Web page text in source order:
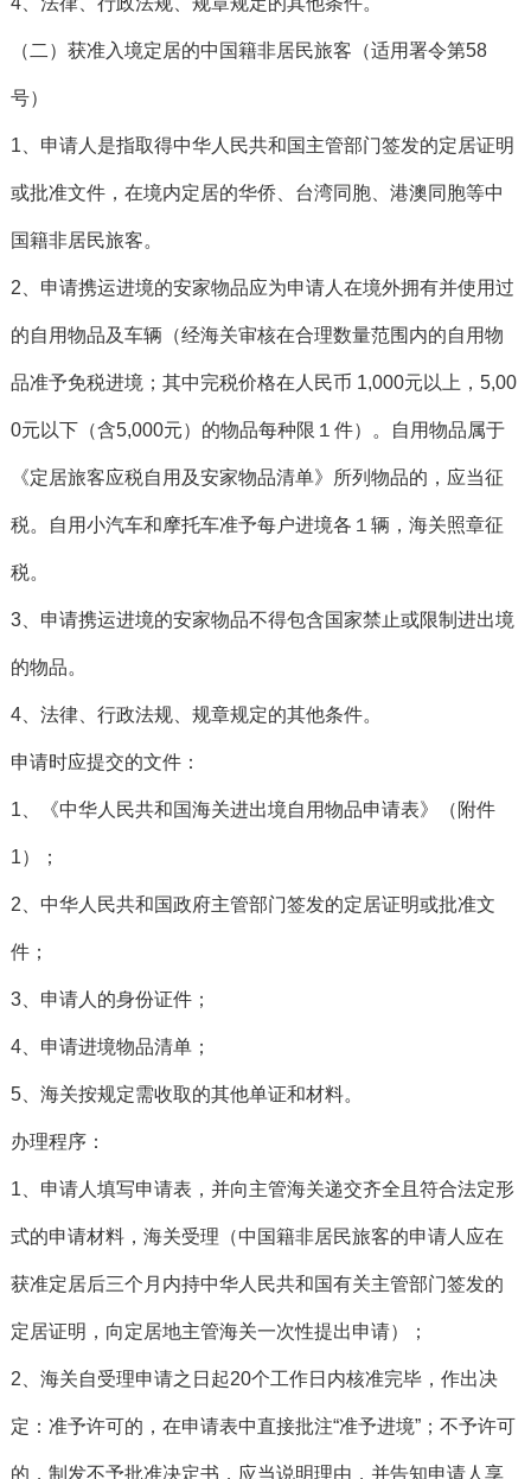
（二）获准入境定居的中国籍非居民旅客（适用署令第58
号）
1、申请人是指取得中华人民共和国主管部门签发的定居证明
或批准文件，在境内定居的华侨、台湾同胞、港澳同胞等中
国籍非居民旅客。
2、申请携运进境的安家物品应为申请人在境外拥有并使用过
的自用物品及车辆（经海关审核在合理数量范围内的自用物
品准予免税进境；其中完税价格在人民币 1,000元以上，5,00
0元以下（含5,000元）的物品每种限１件）。自用物品属于
《定居旅客应税自用及安家物品清单》所列物品的，应当征
税。自用小汽车和摩托车准予每户进境各１辆，海关照章征
税。
3、申请携运进境的安家物品不得包含国家禁止或限制进出境
的物品。
4、法律、行政法规、规章规定的其他条件。
申请时应提交的文件：
1、《中华人民共和国海关进出境自用物品申请表》（附件
1）；
2、中华人民共和国政府主管部门签发的定居证明或批准文
件；
3、申请人的身份证件；
4、申请进境物品清单；
5、海关按规定需收取的其他单证和材料。
办理程序：
1、申请人填写申请表，并向主管海关递交齐全且符合法定形
式的申请材料，海关受理（中国籍非居民旅客的申请人应在
获准定居后三个月内持中华人民共和国有关主管部门签发的
定居证明，向定居地主管海关一次性提出申请）；
2、海关自受理申请之日起20个工作日内核准完毕，作出决
定：准予许可的，在申请表中直接批注“准予进境”；不予许可
的，制发不予批准决定书，应当说明理由，并告知申请人享